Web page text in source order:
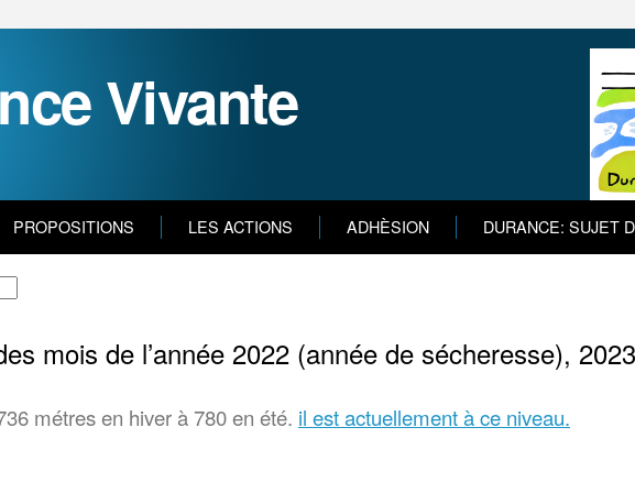
Vivante
PROPOSITIONS LES ACTIONS ADHÈSION DURANCE: SUJET
mois de l’année 2022 (année de sécheresse),
métres en hiver à 780 en été. il est actuellement à ce niveau.